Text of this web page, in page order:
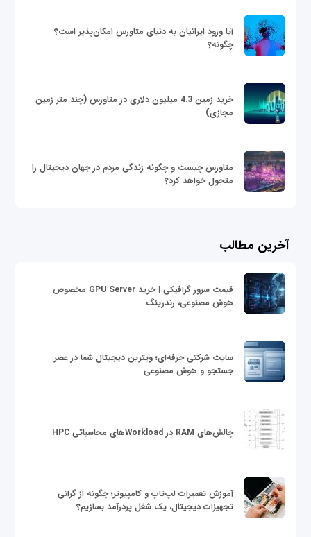
آیا ورود ایرانیان به دنیای متاورس امکان‌پذیر است؟
چگونه؟
خرید زمین 4.3 میلیون دلاری در متاورس (چند متر زمین
مجازی)
متاورس چیست و چگونه زندگی مردم در جهان دیجیتال را
متحول خواهد کرد؟
آخرین مطالب
قیمت سرور گرافیکی | خرید GPU Server مخصوص
هوش مصنوعی، رندرینگ
سایت شرکتی حرفه‌ای؛ ویترین دیجیتال شما در عصر
جستجو و هوش مصنوعی
چالش‌های RAM در Workloadهای محاسباتی HPC
آموزش تعمیرات لپ‌تاپ و کامپیوتر؛ چگونه از گرانی
تجهیزات دیجیتال، یک شغل پردرآمد بسازیم؟